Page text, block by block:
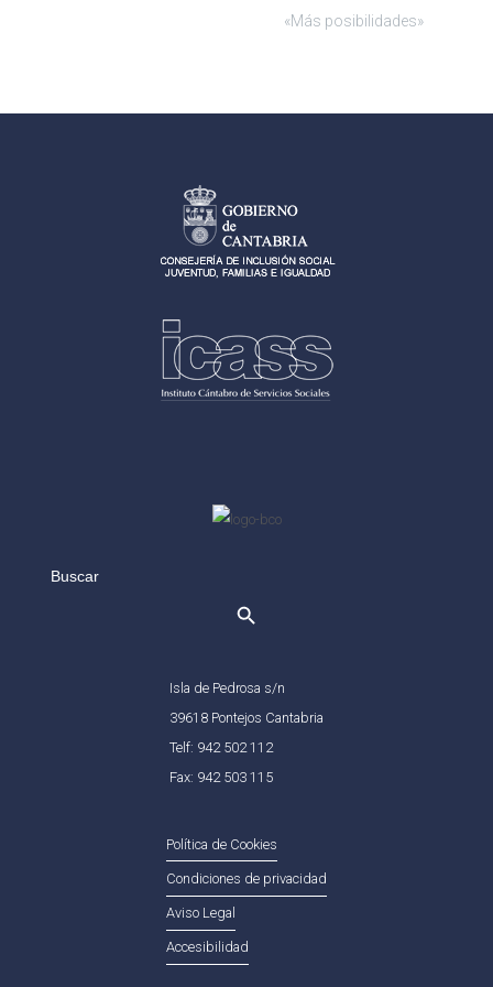
«Más posibilidades»
for:
Isla de Pedrosa s/n
39618 Pontejos Cantabria
Telf: 942 502 112
Fax: 942 503 115
Política de Cookies
Condiciones de privacidad
Aviso Legal
Accesibilidad